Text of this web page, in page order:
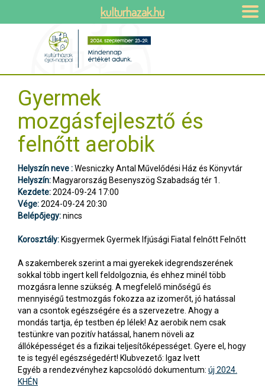
Gyermek
mozgásfejlesztő és
felnőtt aerobik
Helyszín neve :Wesniczky Antal Művelődési Ház és Könyvtár
Helyszín: Magyarország Besenyszög Szabadság tér 1.
Kezdete:2024-09-24 17:00
Vége:2024-09-24 20:30
Belépőjegy:nincs
Korosztály: Kisgyermek Gyermek Ifjúsági Fiatal felnőtt Felnőtt
A szakemberek szerint a mai gyerekek idegrendszerének
sokkal több ingert kell feldolgoznia, és ehhez minél több
mozgásra lenne szükség. A megfelelő minőségű és
mennyiségű testmozgás fokozza az izomerőt, jó hatással
van a csontok egészségére és a szervezetre. Ahogy a
mondás tartja, ép testben ép lélek! Az aerobik nem csak
testünkre van pozitív hatással, hanem növeli az
állóképességet és a fizikai teljesítőképességet. Gyere el, hogy
te is tegyél egészségedért! Klubvezető: Igaz Ivett
Egyéb a rendezvényhez kapcsolódó dokumentum: új 2024.
KHÉN
kulturhazak.hu